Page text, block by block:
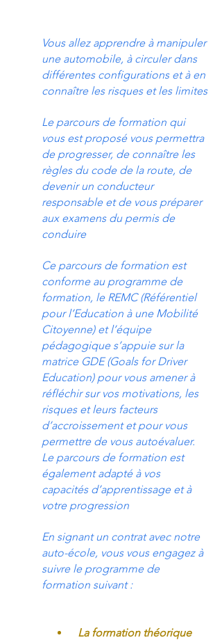
Vous allez apprendre à manipuler
une automobile, à circuler dans
différentes configurations et à en
connaître les risques et les limites
Le parcours de formation qui
vous est proposé vous permettra
de progresser, de connaître les
règles du code de la route, de
devenir un conducteur
responsable et de vous préparer
aux examens du permis de
conduire
Ce parcours de formation est
conforme au programme de
formation, le REMC (Référentiel
pour l’Education à une Mobilité
Citoyenne) et l’équipe
pédagogique s’appuie sur la
matrice GDE (Goals for Driver
Education) pour vous amener à
réfléchir sur vos motivations, les
risques et leurs facteurs
d’accroissement et pour vous
permettre de vous autoévaluer.
Le parcours de formation est
également adapté à vos
capacités d’apprentissage et à
votre progression
En signant un contrat avec notre
auto-école, vous vous engagez à
suivre le programme de
formation suivant :
La formation théorique